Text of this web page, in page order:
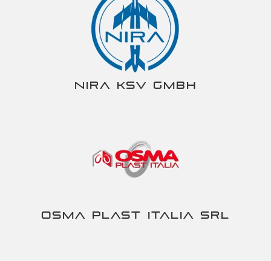
NIRA KSV gmbh
Osma Plast Italia srl